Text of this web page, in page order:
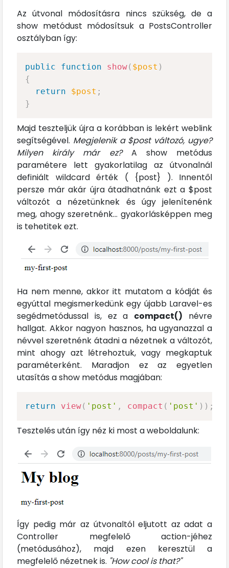
Az útvonal módosításra nincs szükség, de a
show metódust módosítsuk a PostsController
osztályban így:
public function show( $post )
{
return
$post ;
}
Majd teszteljük újra a korábban is lekért weblink
segítségével. Megjelenik a $post változó, ugye?
Milyen király már ez?A show metódus
paramétere lett gyakorlatilag az útvonalnál
definiált wildcard érték ( {post} ). Innentől
persze már akár újra átadhatnánk ezt a $post
változót a nézetünknek és úgy jelenítenénk
meg, ahogy szeretnénk... gyakorlásképpen meg
is tehetitek ezt.
Ha nem menne, akkor itt mutatom a kódját és
egyúttal megismerkedünk egy újabb Laravel-es
segédmetódussal is, ez a compact() névre
hallgat. Akkor nagyon hasznos, ha ugyanazzal a
névvel szeretnénk átadni a nézetnek a változót,
mint ahogy azt létrehoztuk, vagy megkaptuk
paraméterként. Maradjon ez az egyetlen
utasítás a show metódus magjában:
return view( 'post' , compact ( 'post' ) ) ;
Tesztelés után így néz ki most a weboldalunk:
Így pedig már az útvonaltól eljutott az adat a
Controller megfelelő action-jéhez
(metódusához), majd ezen keresztül a
megfelelő nézetnek is. "How cool is that?"